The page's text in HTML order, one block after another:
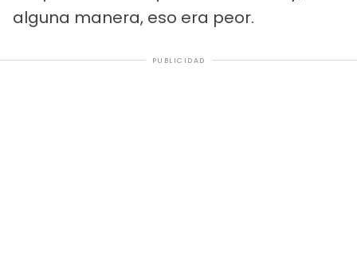
alguna manera, eso era peor.
PUBLICIDAD